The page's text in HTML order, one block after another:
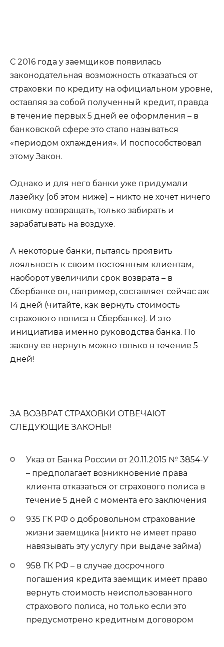
С 2016 года у заемщиков появилась
законодательная возможность отказаться от
страховки по кредиту на официальном уровне,
оставляя за собой полученный кредит, правда
в течение первых 5 дней ее оформления – в
банковской сфере это стало называться
«периодом охлаждения». И поспособствовал
этому Закон.
Однако и для него банки уже придумали
лазейку (об этом ниже) – никто не хочет ничего
никому возвращать, только забирать и
зарабатывать на воздухе.
А некоторые банки, пытаясь проявить
лояльность к своим постоянным клиентам,
наоборот увеличили срок возврата – в
Сбербанке он, например, составляет сейчас аж
14 дней (читайте, как вернуть стоимость
страхового полиса в Сбербанке). И это
инициатива именно руководства банка. По
закону ее вернуть можно только в течение 5
дней!
ЗА ВОЗВРАТ СТРАХОВКИ ОТВЕЧАЮТ
СЛЕДУЮЩИЕ ЗАКОНЫ!
Указ от Банка России от 20.11.2015 № 3854-У
– предполагает возникновение права
клиента отказаться от страхового полиса в
течение 5 дней с момента его заключения
935 ГК РФ о добровольном страхование
жизни заемщика (никто не имеет право
навязывать эту услугу при выдаче займа)
958 ГК РФ – в случае досрочного
погашения кредита заемщик имеет право
вернуть стоимость неиспользованного
страхового полиса, но только если это
предусмотрено кредитным договором